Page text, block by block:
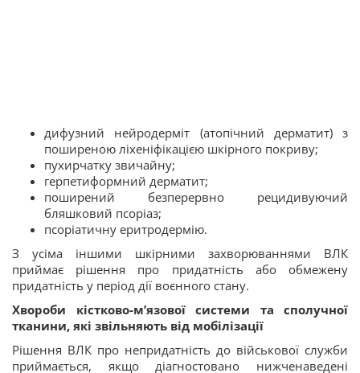
дифузний нейродерміт (атопічний дерматит) з
поширеною ліхеніфікацією шкірного покриву;
пухирчатку звичайну;
герпетиформний дерматит;
поширений безперервно рецидивуючий
бляшковий псоріаз;
псоріатичну еритродермію.
З усіма іншими шкірними захворюваннями ВЛК
приймає рішення про придатність або обмежену
придатність у період дії воєнного стану.
Хвороби кістково-м’язової системи та сполучної
тканини, які звільняють від мобілізації
Рішення ВЛК про непридатність до військової служби
приймається, якщо діагностовано нижченаведені